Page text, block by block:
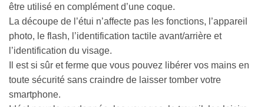
être utilisé en complément d’une coque.
La découpe de l’étui n’affecte pas les fonctions, l’appareil
photo, le flash, l’identification tactile avant/arrière et
l’identification du visage.
Il est si sûr et ferme que vous pouvez libérer vos mains en
toute sécurité sans craindre de laisser tomber votre
smartphone.